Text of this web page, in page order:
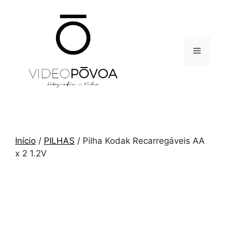
Menu
Início / PILHAS / Pilha Kodak Recarregáveis AA
x 2 1.2V